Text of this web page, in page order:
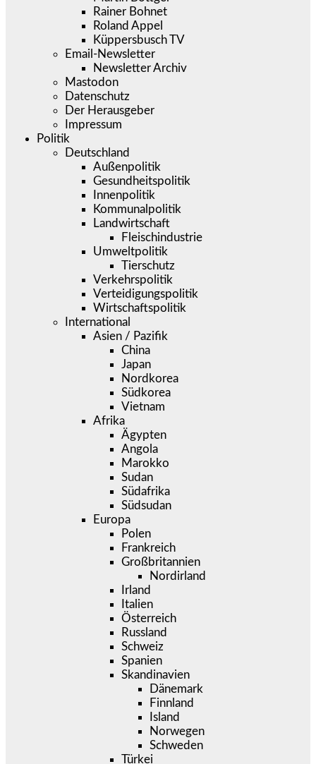
Rainer Bohnet
Roland Appel
Küppersbusch TV
Email-Newsletter
Newsletter Archiv
Mastodon
Datenschutz
Der Herausgeber
Impressum
Politik
Deutschland
Außenpolitik
Gesundheitspolitik
Innenpolitik
Kommunalpolitik
Landwirtschaft
Fleischindustrie
Umweltpolitik
Tierschutz
Verkehrspolitik
Verteidigungspolitik
Wirtschaftspolitik
International
Asien / Pazifik
China
Japan
Nordkorea
Südkorea
Vietnam
Afrika
Ägypten
Angola
Marokko
Sudan
Südafrika
Südsudan
Europa
Polen
Frankreich
Großbritannien
Nordirland
Irland
Italien
Österreich
Russland
Schweiz
Spanien
Skandinavien
Dänemark
Finnland
Island
Norwegen
Schweden
Türkei